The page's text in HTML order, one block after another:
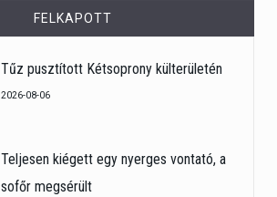
FELKAPOTT
Tűz pusztított Kétsoprony külterületén
2026-08-06
Teljesen kiégett egy nyerges vontató, a
sofőr megsérült